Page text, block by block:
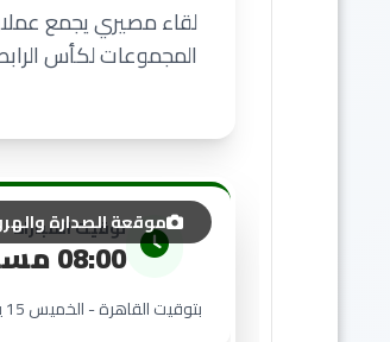
لقاء مصيري يجمع
المجموعات لكأس
موقعة الصدارة
توقيت المباراة
08:00 مساءً
بتوقيت القاهرة - الخميس 15 يناير 2026